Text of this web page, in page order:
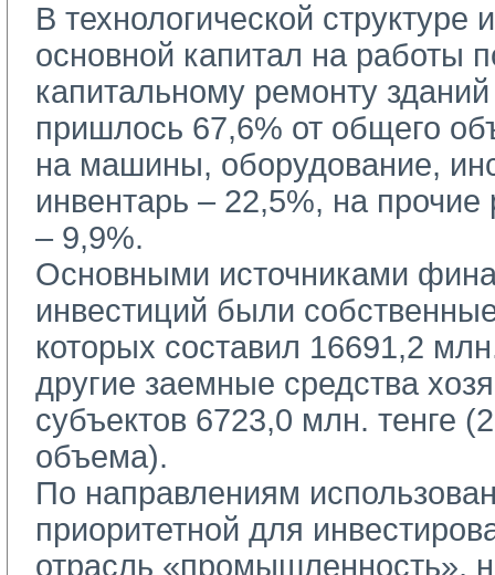
В технологической структуре
основной капитал на работы
капитальному ремонту
пришлось 67,6% от общего
на машины, оборудование,
инвентарь – 22,5%, на прочие
– 9,9%.
Основными источниками
инвестиций были
которых составил 16691,2
другие заемные средства
субъектов 6723,0 млн. тенге
объема).
По направлениям
приоритетной для
отрасль «промышленность»,